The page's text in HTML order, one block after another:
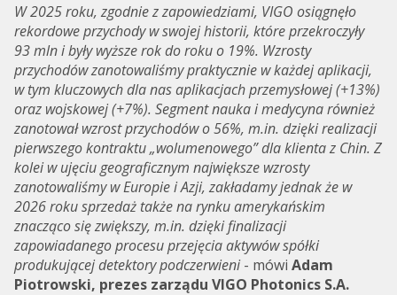
W 2025 roku, zgodnie z zapowiedziami, VIGO osiągnęło
rekordowe przychody w swojej historii, które przekroczyły
93 mln i były wyższe rok do roku o 19%. Wzrosty
przychodów zanotowaliśmy praktycznie w każdej aplikacji,
w tym kluczowych dla nas aplikacjach przemysłowej (+13%)
oraz wojskowej (+7%). Segment nauka i medycyna również
zanotował wzrost przychodów o 56%, m.in. dzięki realizacji
pierwszego kontraktu „wolumenowego” dla klienta z Chin. Z
kolei w ujęciu geograficznym największe wzrosty
zanotowaliśmy w Europie i Azji, zakładamy jednak że w
2026 roku sprzedaż także na rynku amerykańskim
znacząco się zwiększy, m.in. dzięki finalizacji
zapowiadanego procesu przejęcia aktywów spółki
produkującej detektory podczerwieni - mówi Adam
Piotrowski, prezes zarządu VIGO Photonics S.A.